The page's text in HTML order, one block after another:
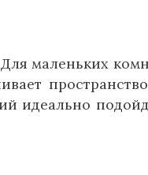
маленьких
идеально